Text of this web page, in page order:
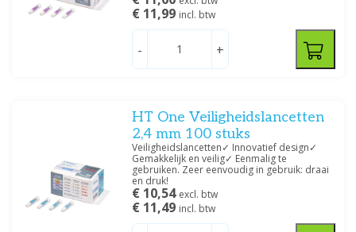
€ 11,99 incl. btw
- +
HT One Veiligheidslancetten
2,4 mm 100 stuks
Veiligheidslancetten✓ Innovatief design✓
Gemakkelijk en veilig✓ Eenmalig te
gebruiken. Zeer eenvoudig in gebruik: draai
en druk!
€ 10,54 excl. btw
€ 11,49 incl. btw